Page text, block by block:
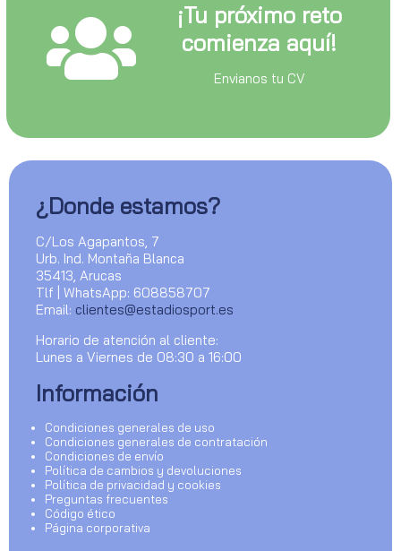
¡Tu próximo reto
comienza aquí!
Envianos tu CV
¿Donde estamos?
C/Los Agapantos, 7
Urb. Ind. Montaña Blanca
35413, Arucas
Tlf | WhatsApp: 608858707
Email: clientes@estadiosport.es
Horario de atención al cliente:
Lunes a Viernes de 08:30 a 16:00
Información
Condiciones generales de uso
Condiciones generales de contratación
Condiciones de envío
Política de cambios y devoluciones
Política de privacidad y cookies
Preguntas frecuentes
Código ético
Página corporativa